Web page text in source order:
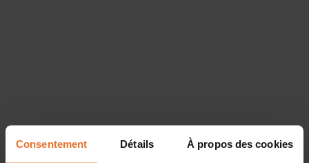
Consentement Détails À propos des cookies